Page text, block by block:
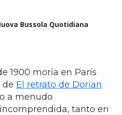
Bussola Quotidiana
1900 moría en París
de El retrato de Dorian
a menudo
tanto en